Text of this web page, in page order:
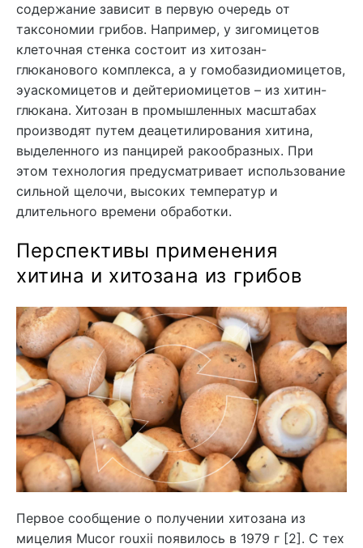
содержание зависит в первую очередь от
таксономии грибов. Например, у зигомицетов
клеточная стенка состоит из хитозан-
глюканового комплекса, а у гомобазидиомицетов,
эуаскомицетов и дейтериомицетов – из хитин-
глюкана. Хитозан в промышленных масштабах
производят путем деацетилирования хитина,
выделенного из панцирей ракообразных. При
этом технология предусматривает использование
сильной щелочи, высоких температур и
длительного времени обработки.
Перспективы применения
хитина и хитозана из грибов
Первое сообщение о получении хитозана из
мицелия Mucor rouxii появилось в 1979 г [2]. С тех